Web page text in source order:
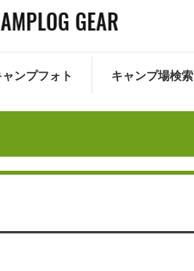
ャンプフォト キャンプ場検索